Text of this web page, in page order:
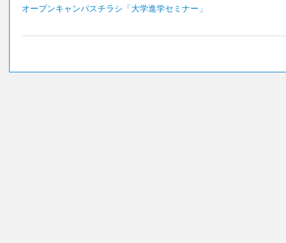
オープンキャンパスチラシ「大学進学セミナー」